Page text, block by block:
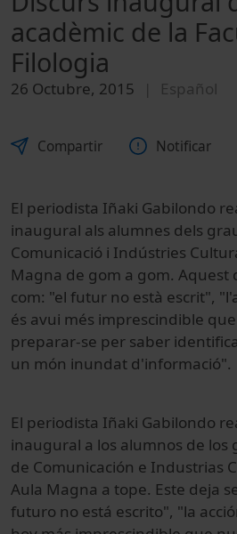
acadèmic de la
Filologia
26 Octubre, 2015 Español
Compartir Notificar
El periodista Iñaki Gabilondo
inaugural als alumnes dels
Comunicació i Indústries
Magna de gom a gom. Aquest
com: "el futur no està escrit",
és avui més imprescindible
preparar-se per saber
un món inundat d'informació".
El periodista Iñaki Gabilondo
inaugural a los alumnos de los
de Comunicación e Industrias
Aula Magna a tope. Este deja
futuro no está escrito", "la